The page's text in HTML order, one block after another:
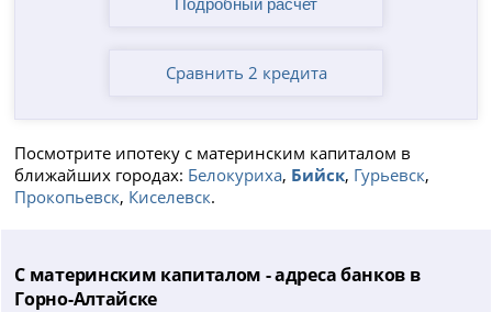
Сравнить 2 кредита
Посмотрите ипотеку с материнским капиталом в
ближайших городах: Белокуриха, Бийск, Гурьевск,
Прокопьевск, Киселевск.
С материнским капиталом - адреса банков в
Горно-Алтайске